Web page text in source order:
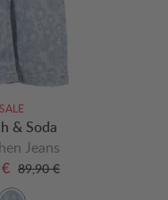
SALE
& Soda
Jeans
89,90 €